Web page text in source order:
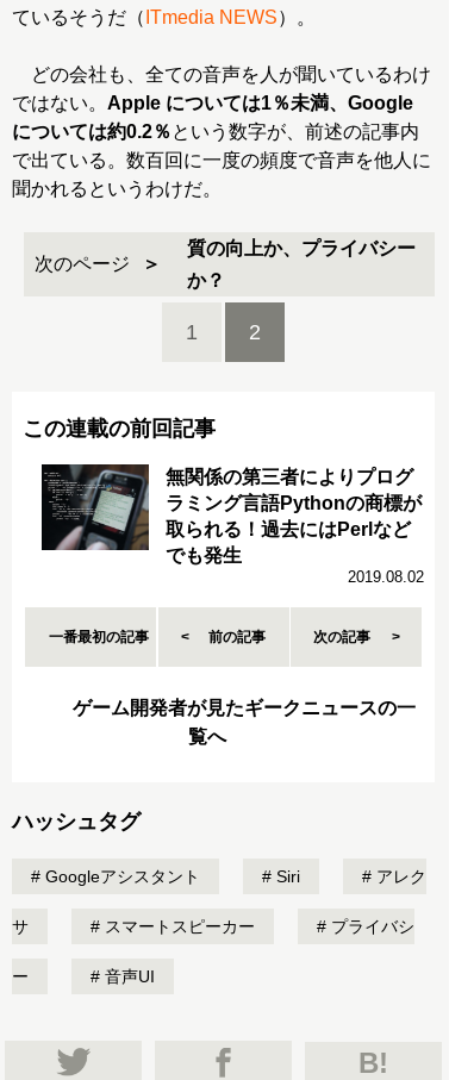
ているそうだ（ ITmedia NEWS）。
どの会社も、全ての音声を人が聞いているわけ
ではない。 Apple については1％未満、Google
については約0.2％ という数字が、前述の記事内
で出ている。数百回に一度の頻度で音声を他人に
聞かれるというわけだ。
次のページ
質の向上か、プライバシー
か？
1 2
この連載の前回記事
無関係の第三者によりプログ
ラミング言語Pythonの商標が
取られる！過去にはPerlなど
でも発生
2019.08.02
一番最初の記事 前の記事 次の記事
ゲーム開発者が見たギークニュースの一
覧へ
ハッシュタグ
Googleアシスタント Siri アレク
サ スマートスピーカー プライバシ
ー 音声UI
B!